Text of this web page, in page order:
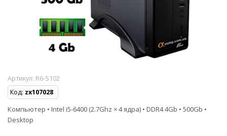
Артикул: R6-S102
Код: zx107028
Компьютер • Intel i5-6400 (2.7Ghz × 4 ядра) • DDR4 4Gb • 500Gb •
Desktop